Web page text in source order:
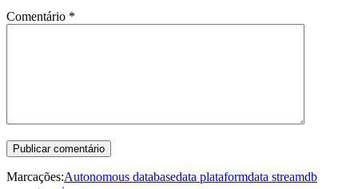
Comentário *
Marcações:Autonomous databasedata plataformdata streamdb